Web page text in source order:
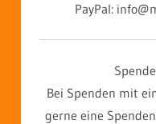
PayPal:
Bei Spenden mit
gerne eine